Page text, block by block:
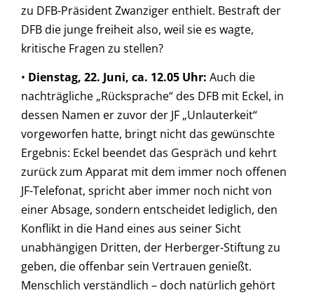
zu DFB-Präsident Zwanziger enthielt. Bestraft der
DFB die junge freiheit also, weil sie es wagte,
kritische Fragen zu stellen?
• Dienstag, 22. Juni, ca. 12.05 Uhr: Auch die
nachträgliche „Rücksprache“ des DFB mit Eckel, in
dessen Namen er zuvor der JF „Unlauterkeit“
vorgeworfen hatte, bringt nicht das gewünschte
Ergebnis: Eckel beendet das Gespräch und kehrt
zurück zum Apparat mit dem immer noch offenen
JF-Telefonat, spricht aber immer noch nicht von
einer Absage, sondern entscheidet lediglich, den
Konflikt in die Hand eines aus seiner Sicht
unabhängigen Dritten, der Herberger-Stiftung zu
geben, die offenbar sein Vertrauen genießt.
Menschlich verständlich – doch natürlich gehört